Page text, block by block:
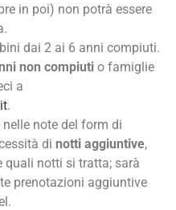
in poi) non potrà essere
dai 2 ai 6 anni compiuti.
non compiuti o famiglie
a
.
note del form di
di notti aggiuntive,
quali notti si tratta; sarà
prenotazioni aggiuntive